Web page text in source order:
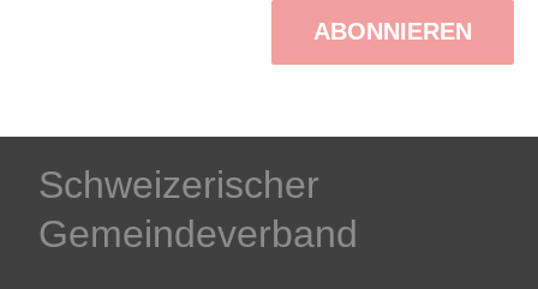
gegeben wird, entweder
ABONNIEREN
Schweizerischer
Gemeindeverband